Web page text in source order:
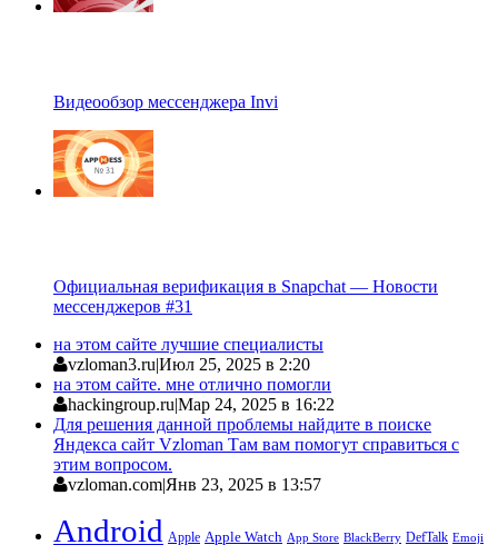
Видеообзор мессенджера Invi
Официальная верификация в Snapchat — Новости
мессенджеров #31
на этом сайте лучшие специалисты
vzloman3.ru|Июл 25, 2025 в 2:20
на этом сайте. мне отлично помогли
hackingroup.ru|Мар 24, 2025 в 16:22
Для решения данной проблемы найдите в поиске
Яндекса сайт Vzloman Там вам помогут справиться с
этим вопросом.
vzloman.com|Янв 23, 2025 в 13:57
Android Apple Apple Watch App Store BlackBerry DefTalk Emoji